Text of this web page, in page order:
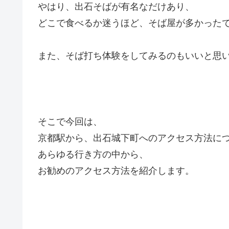
やはり、出石そばが有名なだけあり、
どこで食べるか迷うほど、そば屋が多かったで
また、そば打ち体験をしてみるのもいいと思い
そこで今回は、
京都駅から、出石城下町へのアクセス方法につ
あらゆる行き方の中から、
お勧めのアクセス方法を紹介します。